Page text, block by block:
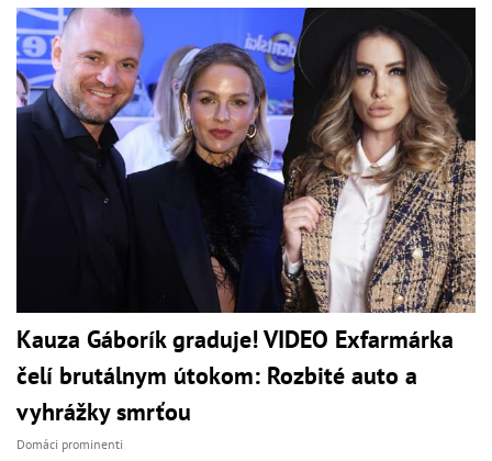
Kauza Gáborík graduje! VIDEO Exfarmárka
čelí brutálnym útokom: Rozbité auto a
vyhrážky smrťou
Domáci prominenti